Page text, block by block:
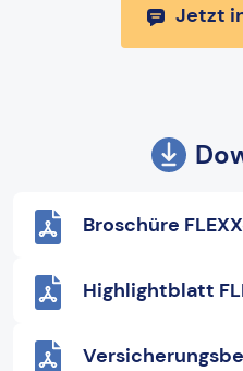
Jetzt
Broschüre
Highlightblatt